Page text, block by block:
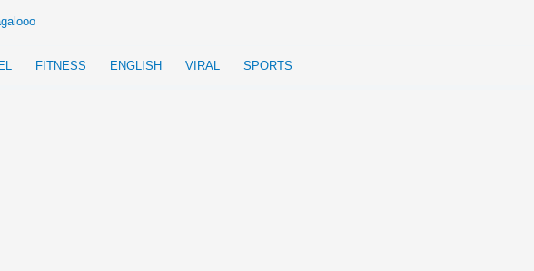
FITNESS ENGLISH VIRAL SPORTS